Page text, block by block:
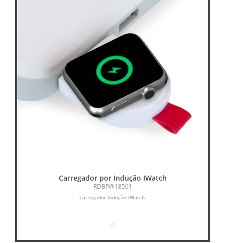
Carregador por Indução IWatch
RDBP@18561
Carregador Indução IWatch.